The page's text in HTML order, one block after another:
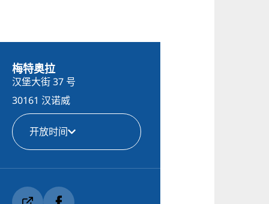
梅特奥拉
汉堡大街 37 号
30161 汉诺威
开放时间